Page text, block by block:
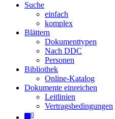
Suche
einfach
komplex
Blättern
Dokumenttypen
Nach DDC
Personen
Bibliothek
Online-Katalog
Dokumente einreichen
Leitlinien
Vertragsbedingungen
0